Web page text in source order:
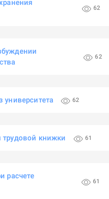
62
62
университета 62
книжки 61
расчете
61